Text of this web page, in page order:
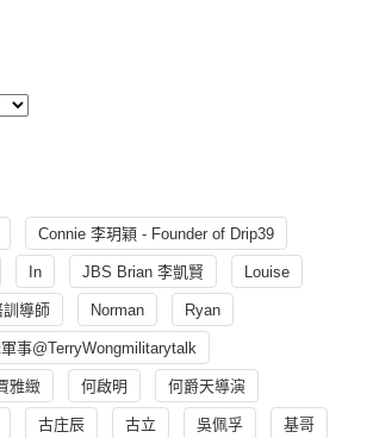
Connie 李玥穎 - Founder of Drip39
In JBS Brian 李凱賢 Louise
導師 Norman Ryan
事@TerryWongmilitarytalk
雅緻 何啟明 何爵天導演
古庄辰 古立 吳佩孚 基哥